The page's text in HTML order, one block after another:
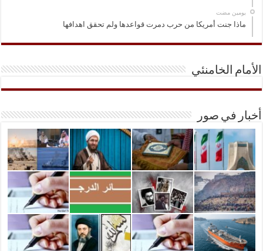
‏يومين مضت
ماذا جنت أمريكا من حرب دمرت قواعدها ولم تحقق اهدافها
الأمام الخامنئي
أخبار في صور